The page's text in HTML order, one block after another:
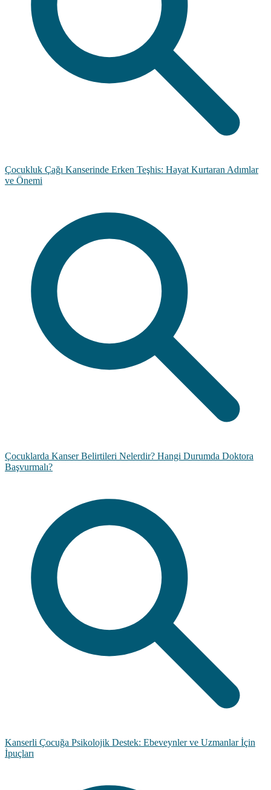
Çocukluk Çağı Kanserinde Erken Teşhis: Hayat Kurtaran Adımlar
ve Önemi
Çocuklarda Kanser Belirtileri Nelerdir? Hangi Durumda Doktora
Başvurmalı?
Kanserli Çocuğa Psikolojik Destek: Ebeveynler ve Uzmanlar İçin
İpuçları